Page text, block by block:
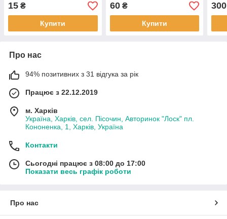
15 ₴
Купити
60₴
Купити
300
Про нас
94% позитивних з 31 відгука за рік
Працює з 22.12.2019
м. Харків
Україна, Харків, сел. Пісочин, Авторинок "Лоск" пл.
Кононенка, 1, Харків, Україна
Контакти
Сьогодні працює з 08:00 до 17:00
Показати весь графік роботи
Про нас